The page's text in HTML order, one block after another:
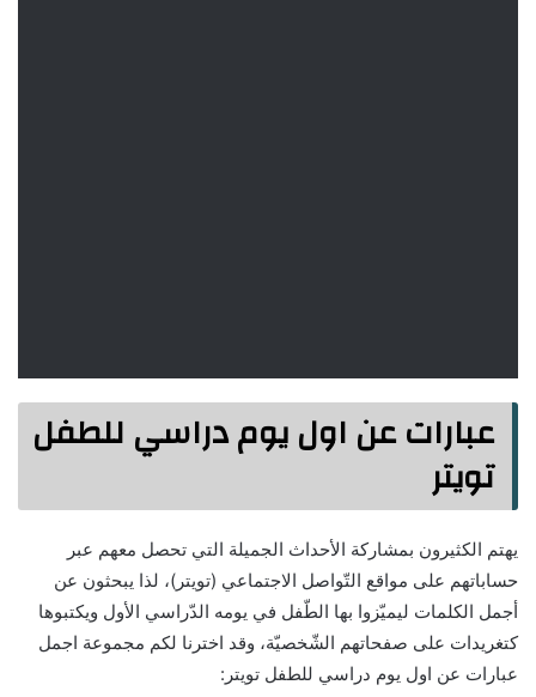
عبارات عن اول يوم دراسي للطفل
تويتر
يهتم الكثيرون بمشاركة الأحداث الجميلة التي تحصل معهم عبر
حساباتهم على مواقع التّواصل الاجتماعي (تويتر)، لذا يبحثون عن
أجمل الكلمات ليميّزوا بها الطّفل في يومه الدّراسي الأول ويكتبوها
كتغريدات على صفحاتهم الشّخصيّة، وقد اخترنا لكم مجموعة اجمل
عبارات عن اول يوم دراسي للطفل تويتر: